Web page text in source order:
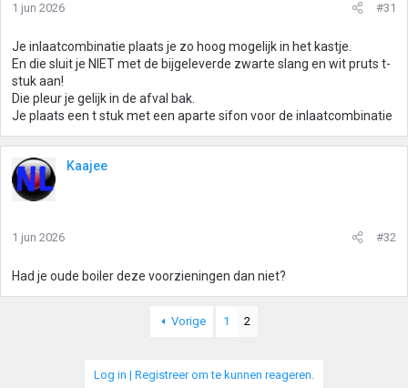
1 jun 2026 #31
Je inlaatcombinatie plaats je zo hoog mogelijk in het kastje.
En die sluit je NIET met de bijgeleverde zwarte slang en wit pruts t-
stuk aan!
Die pleur je gelijk in de afval bak.
Je plaats een t stuk met een aparte sifon voor de inlaatcombinatie
Kaajee
1 jun 2026 #32
Had je oude boiler deze voorzieningen dan niet?
Vorige 1 2
Log in | Registreer om te kunnen reageren.